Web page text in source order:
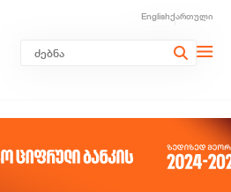
Englishქართული